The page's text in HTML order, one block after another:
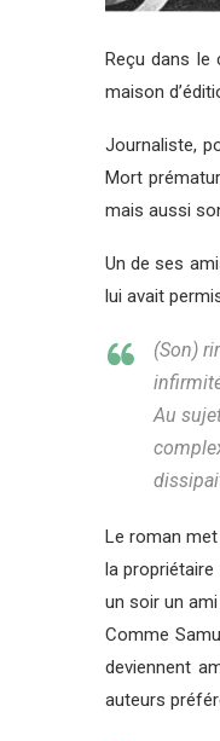
Reçu dans le
maison
Journaliste,
Mort
mais aussi
Un de ses
lui avait
(Son)
Au
Le roman
la
un soir un
Comme
deviennent
auteurs